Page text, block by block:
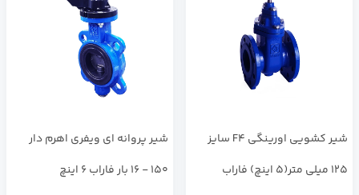
شیر کشویی اورینگی F4 سایز
125 میلی متر(5 اینچ) فاراب
شير پروانه اي ويفري اهرم دار
150 - 16 بار فاراب 6 اینچ